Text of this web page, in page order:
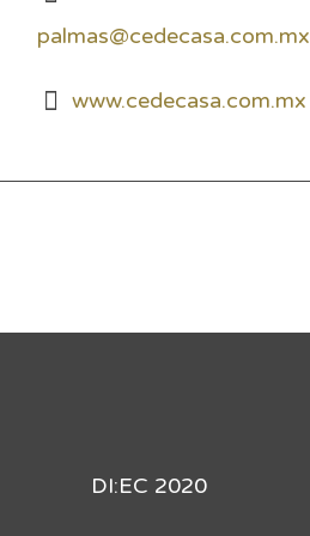
palmas@cedecasa.com.mx
www.cedecasa.com.mx
DI:EC 2020